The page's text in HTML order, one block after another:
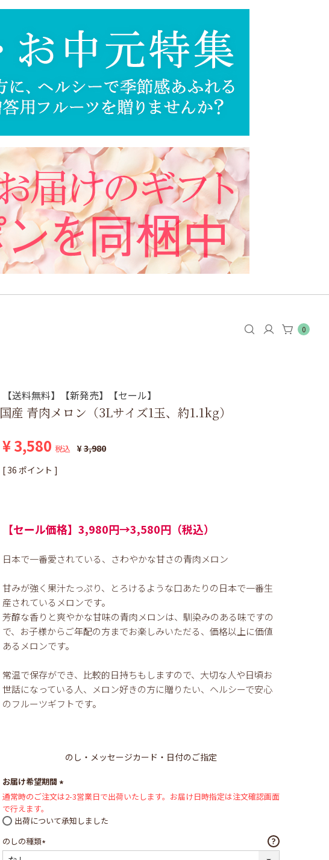
0
【送料無料】【新発売】【セール】
国産 青肉メロン（3Lサイズ1玉、約1.1kg）
¥3,980
¥3,580 税込
[ 36 ポイント ]
【セール価格】3,980円→3,580円（税込）
日本で一番愛されている、さわやかな甘さの青肉メロン
甘みが強く果汁たっぷり、とろけるような口あたりの日本で一番生
産されているメロンです。
芳醇な香りと爽やかな甘味の青肉メロンは、馴染みのある味ですの
で、お子様からご年配の方までお楽しみいただる、価格以上に価値
あるメロンです。
常温で保存ができ、比較的日持ちもしますので、大切な人や日頃お
世話になっている人、メロン好きの方に贈りたい、ヘルシーで安心
のフルーツギフトです。
のし・メッセージカード・日付のご指定
お届け希望期間
(必
通常時のご注文は2-3営業日で出荷いたします。お届け日時指定は注文確認画面
で行えます。
出荷について承知しました
のしの種類